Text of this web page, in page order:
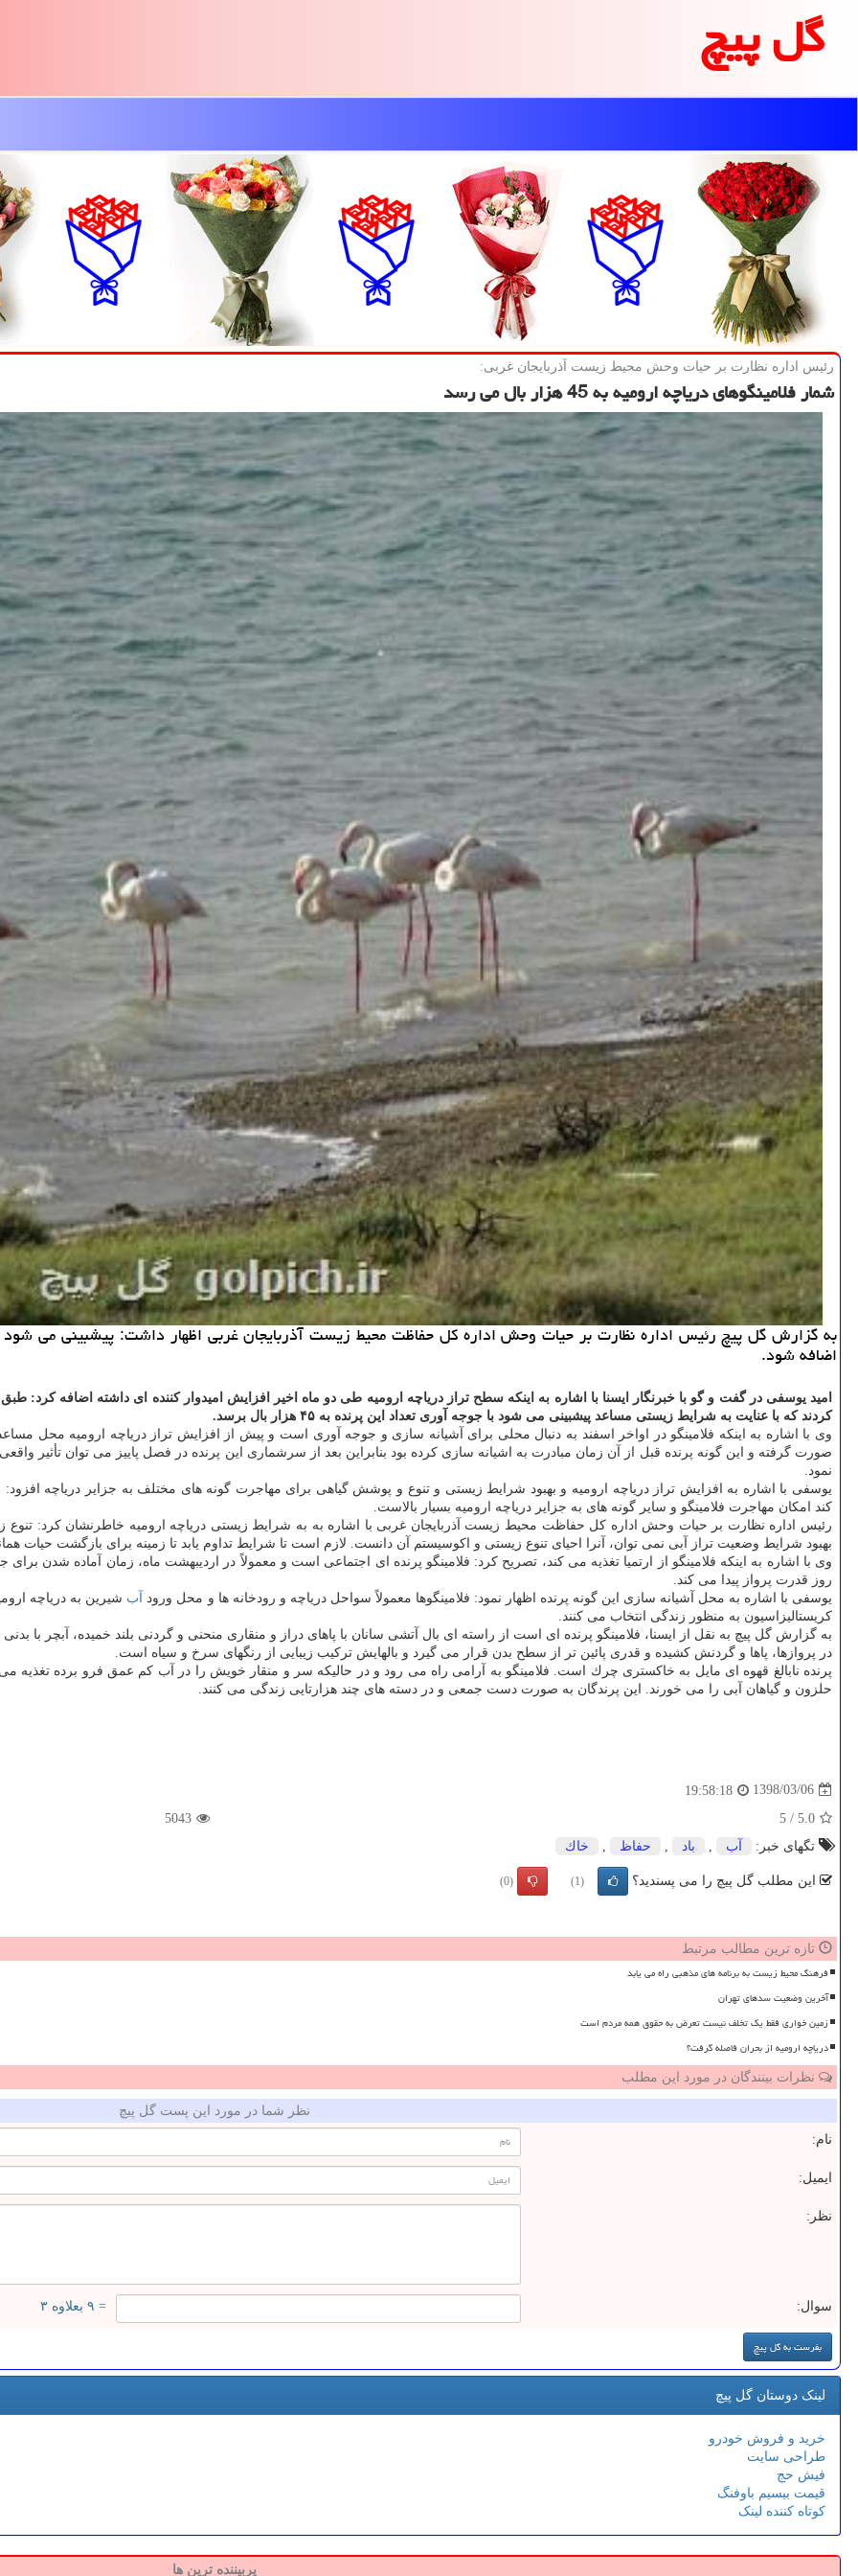
گل پیچ
رئیس اداره نظارت بر حیات وحش محیط زیست آذربایجان غربی:
شمار فلامینگوهای دریاچه ارومیه به 45 هزار بال می رسد
اضافه شود.
كردند كه با عنایت به شرایط زیستی مساعد پیشبینی می شود با جوجه آوری تعداد این پرنده به ۴۵ هزار بال برسد.
وی با اشاره به اینكه فلامینگو در اواخر اسفند به دنبال محلی برای آشیانه سازی و جوجه آوری است و پیش از افزایش تراز دریاچه ارومیه محل
صورت گرفته و این گونه پرنده قبل از آن زمان مبادرت به اشیانه سازی كرده بود بنابراین بعد از سرشماری این پرنده در فصل پاییز می توان تأثیر
نمود.
یوسفی با اشاره به افزایش تراز دریاچه ارومیه و بهبود شرایط زیستی و تنوع و پوشش گیاهی برای مهاجرت گونه های مختلف به جزایر دریاچه
كند امكان مهاجرت فلامینگو و سایر گونه های به جزایر دریاچه ارومیه بسیار بالاست.
بهبود شرایط وضعیت تراز آبی نمی توان، آنرا احیای تنوع زیستی و اكوسیستم آن دانست. لازم است تا شرایط تداوم یابد تا زمینه برای بازگشت حیات
روز قدرت پرواز پیدا می كند.
یوسفی با اشاره به محل آشیانه سازی این گونه پرنده اظهار نمود: فلامینگوها معمولاً سواحل دریاچه و رودخانه ها و محل ورود آب شیرین به دریاچه
كریستالیزاسیون به منظور زندگی انتخاب می كنند.
به گزارش گل پیچ به نقل از ایسنا، فلامینگو پرنده ای است از راسته ای بال آتشی سانان با پاهای دراز و منقاری منحنی و گردنی بلند خمیده، آبچر با
در پروازها، پاها و گردنش كشیده و قدری پائین تر از سطح بدن قرار می گیرد و بالهایش تركیب زیبایی از رنگهای سرخ و سیاه است.
حلزون و گیاهان آبی را می خورند. این پرندگان به صورت دست جمعی و در دسته های چند هزارتایی زندگی می كنند.
1398/03/06
19:58:18
5.0
/
5
5043
تگهای خبر:
آب باد حفاظ خاك
این مطلب گل پیچ را می پسندید؟ (1)
(0)
تازه ترین مطالب مرتبط
فرهنگ محیط زیست به برنامه های مذهبی راه می یابد
آخرین وضعیت سدهای تهران
زمین خواری فقط یک تخلف نیست تعرض به حقوق همه مردم است
دریاچه ارومیه از بحران فاصله گرفت؟
نظرات بینندگان در مورد این مطلب
نظر شما در مورد این پست گل پیچ
نام:
ایمیل:
نظر:
سوال: = ۹ بعلاوه ۳
لینک دوستان گل پیچ
خرید و فروش خودرو
طراحی سایت
فیش حج
قیمت بیسیم باوفنگ
کوتاه کننده لینک
پربیننده ترین ها